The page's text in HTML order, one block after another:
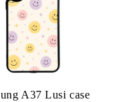
A37 Lusi case